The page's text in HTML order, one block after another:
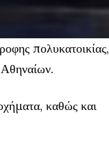
πολυκατοικίας,
καθώς και